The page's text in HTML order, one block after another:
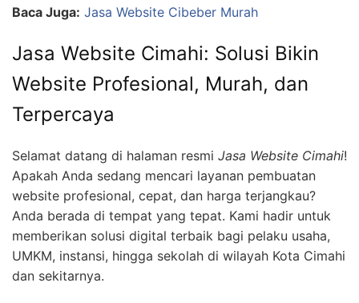
Baca Juga: Jasa Website Cibeber Murah
Jasa Website Cimahi: Solusi Bikin
Website Profesional, Murah, dan
Terpercaya
Selamat datang di halaman resmi Jasa Website Cimahi!
Apakah Anda sedang mencari layanan pembuatan
website profesional, cepat, dan harga terjangkau?
Anda berada di tempat yang tepat. Kami hadir untuk
memberikan solusi digital terbaik bagi pelaku usaha,
UMKM, instansi, hingga sekolah di wilayah Kota Cimahi
dan sekitarnya.